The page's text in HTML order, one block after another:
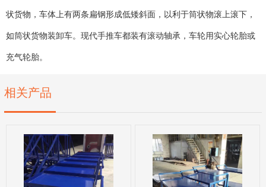
状货物，车体上有两条扁钢形成低矮斜面，以利于筒状物滚上滚下，
如筒状货物装卸车。现代手推车都装有滚动轴承，车轮用实心轮胎或
充气轮胎。
相关产品